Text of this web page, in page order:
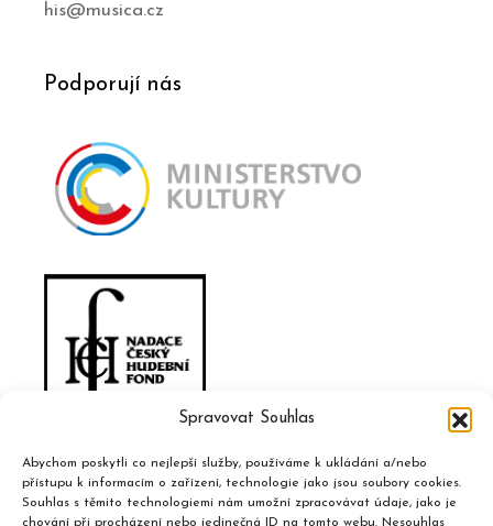
Spravovat Souhlas
Abychom poskytli co nejlepší služby, používáme k ukládání a/nebo
přístupu k informacím o zařízení, technologie jako jsou soubory cookies.
Souhlas s těmito technologiemi nám umožní zpracovávat údaje, jako je
chování při procházení nebo jedinečná ID na tomto webu. Nesouhlas
his@musica.cz
Podporují nás